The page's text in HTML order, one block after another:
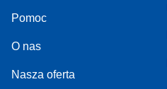
Pomoc
O nas
Nasza oferta